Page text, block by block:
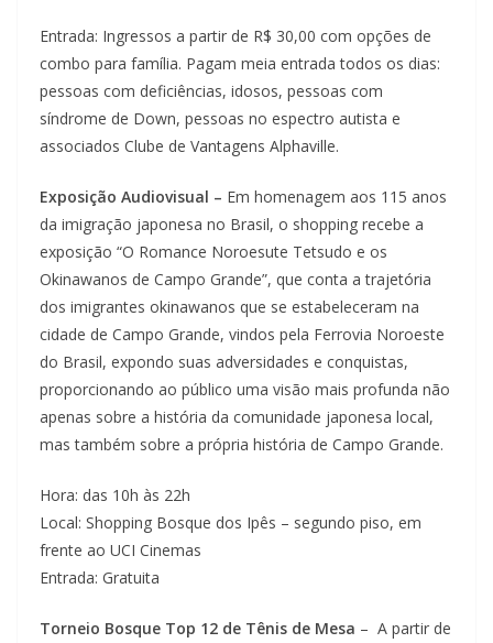
Entrada: Ingressos a partir de R$ 30,00 com opções de
combo para família. Pagam meia entrada todos os dias:
pessoas com deficiências, idosos, pessoas com
síndrome de Down, pessoas no espectro autista e
associados Clube de Vantagens Alphaville.
Exposição Audiovisual – Em homenagem aos 115 anos
da imigração japonesa no Brasil, o shopping recebe a
exposição “O Romance Noroesute Tetsudo e os
Okinawanos de Campo Grande”, que conta a trajetória
dos imigrantes okinawanos que se estabeleceram na
cidade de Campo Grande, vindos pela Ferrovia Noroeste
do Brasil, expondo suas adversidades e conquistas,
proporcionando ao público uma visão mais profunda não
apenas sobre a história da comunidade japonesa local,
mas também sobre a própria história de Campo Grande.
Hora: das 10h às 22h
Local: Shopping Bosque dos Ipês – segundo piso, em
frente ao UCI Cinemas
Entrada: Gratuita
Torneio Bosque Top 12 de Tênis de Mesa – A partir de